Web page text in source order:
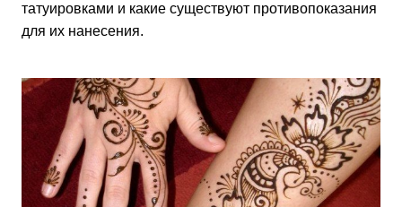
татуировками и какие существуют противопоказания
для их нанесения.